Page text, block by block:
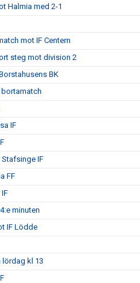
Halmia med 2-1
mot IF Centern
steg mot division 2
BK
bortamatch
IF
IF
FF
minuten
IF Lödde
lördag kl 13